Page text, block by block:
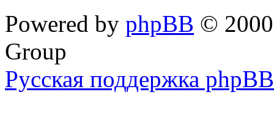
Powered by phpBB ©
Group
Русская поддержка phpBB